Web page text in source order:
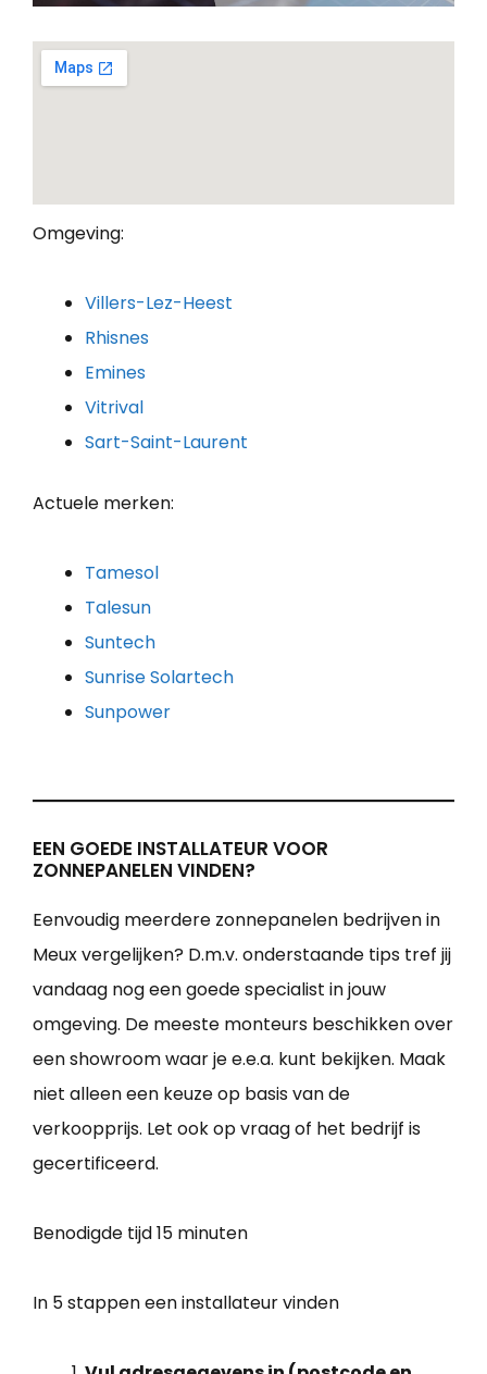
Omgeving:
Villers-Lez-Heest
Rhisnes
Emines
Vitrival
Sart-Saint-Laurent
Actuele merken:
Tamesol
Talesun
Suntech
Sunrise Solartech
Sunpower
EEN GOEDE INSTALLATEUR VOOR
ZONNEPANELEN VINDEN?
Eenvoudig meerdere zonnepanelen bedrijven in
Meux vergelijken? D.m.v. onderstaande tips tref jij
vandaag nog een goede specialist in jouw
omgeving. De meeste monteurs beschikken over
een showroom waar je e.e.a. kunt bekijken. Maak
niet alleen een keuze op basis van de
verkoopprijs. Let ook op vraag of het bedrijf is
gecertificeerd.
Benodigde tijd15 minuten
In 5 stappen een installateur vinden